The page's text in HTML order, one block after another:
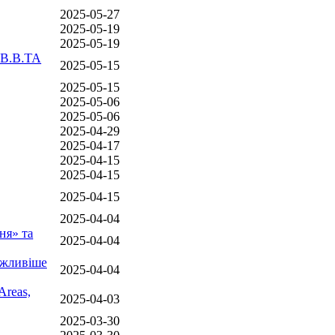
2025-05-27
2025-05-19
2025-05-19
2025-05-15
2025-05-15
2025-05-06
2025-05-06
2025-04-29
2025-04-17
2025-04-15
2025-04-15
2025-04-15
2025-04-04
та
2025-04-04
2025-04-04
2025-04-03
2025-03-30